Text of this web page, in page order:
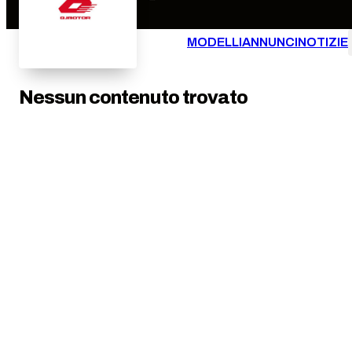
MODELLIANNUNCINOTIZIE
Nessun contenuto trovato